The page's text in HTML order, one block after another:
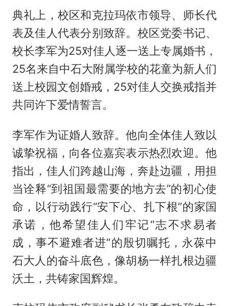
典礼上，校区和克拉玛依市领导、师长代
表及佳人代表分别致辞。校区党委书记、
校长李军为25对佳人逐一送上专属婚书，
25名来自中石大附属学校的花童为新人们
送上校园文创婚戒，25对佳人交换戒指并
共同许下爱情誓言。
李军作为证婚人致辞。他向全体佳人致以
诚挚祝福，向各位嘉宾表示热烈欢迎。他
指出，佳人们跨越山海，奔赴边疆，用担
当诠释“到祖国最需要的地方去”的初心使
命，以行动践行“安下心、扎下根”的家国
承诺，他希望佳人们牢记“志不求易者
成，事不避难者进”的殷切嘱托，永葆中
石大人的奋斗底色，像胡杨一样扎根边疆
沃土，共铸家国辉煌。